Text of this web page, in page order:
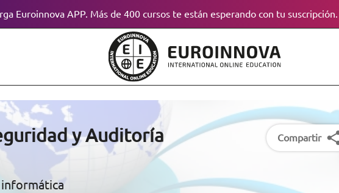
Euroinnova APP. Más de 400 cursos te están esperando con tu suscripción.
y Auditoría
Compartir